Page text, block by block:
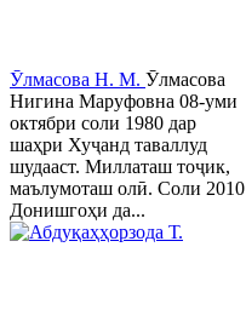
Ӯлмасова Н. М. Ӯлмасова
Нигина Маруфовна 08-уми
октябри соли 1980 дар
шаҳри Хуҷанд таваллуд
шудааст. Миллаташ тоҷик,
маълумоташ олӣ. Соли 2010
Донишгоҳи да...